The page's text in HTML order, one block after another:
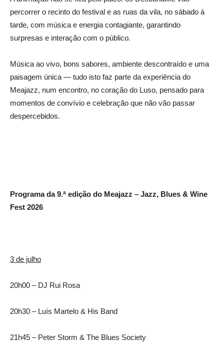
percorrer o recinto do festival e as ruas da vila, no sábado à
tarde, com música e energia contagiante, garantindo
surpresas e interação com o público.
Música ao vivo, bons sabores, ambiente descontraído e uma
paisagem única — tudo isto faz parte da experiência do
Meajazz, num encontro, no coração do Luso, pensado para
momentos de convívio e celebração que não vão passar
despercebidos.
Programa da 9.ª edição do Meajazz – Jazz, Blues & Wine
Fest 2026
3 de julho
20h00 – DJ Rui Rosa
20h30 – Luís Martelo & His Band
21h45 – Peter Storm & The Blues Society